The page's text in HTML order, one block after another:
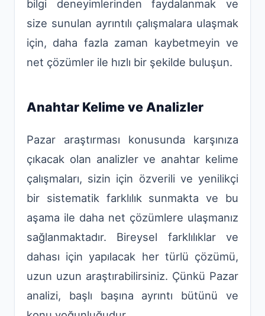
bilgi deneyimlerinden faydalanmak ve
size sunulan ayrıntılı çalışmalara ulaşmak
için, daha fazla zaman kaybetmeyin ve
net çözümler ile hızlı bir şekilde buluşun.
Anahtar Kelime ve Analizler
Pazar araştırması konusunda karşınıza
çıkacak olan analizler ve anahtar kelime
çalışmaları, sizin için özverili ve yenilikçi
bir sistematik farklılık sunmakta ve bu
aşama ile daha net çözümlere ulaşmanız
sağlanmaktadır. Bireysel farklılıklar ve
dahası için yapılacak her türlü çözümü,
uzun uzun araştırabilirsiniz. Çünkü Pazar
analizi, başlı başına ayrıntı bütünü ve